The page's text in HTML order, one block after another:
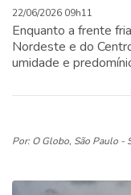
22/06/2026 09h11
Enquanto a frente
Nordeste e do
umidade e
Por: O Globo, São Paulo -